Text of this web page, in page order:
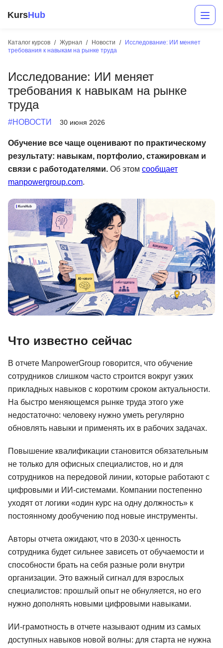
KursHub
Каталог курсов Журнал Новости
Исследование: ИИ меняет
требования к навыкам на рынке труда
Исследование: ИИ меняет
требования к навыкам на рынке
труда
#НОВОСТИ 30 июня 2026
Обучение все чаще оценивают по практическому
результату: навыкам, портфолио, стажировкам и
связи с работодателями. Об этом сообщает
manpowergroup.com.
Что известно сейчас
В отчете ManpowerGroup говорится, что обучение
сотрудников слишком часто строится вокруг узких
прикладных навыков с коротким сроком актуальности.
На быстро меняющемся рынке труда этого уже
недостаточно: человеку нужно уметь регулярно
обновлять навыки и применять их в рабочих задачах.
Повышение квалификации становится обязательным
не только для офисных специалистов, но и для
сотрудников на передовой линии, которые работают с
цифровыми и ИИ-системами. Компании постепенно
уходят от логики «один курс на одну должность» к
постоянному дообучению под новые инструменты.
Авторы отчета ожидают, что в 2030-х ценность
сотрудника будет сильнее зависеть от обучаемости и
способности брать на себя разные роли внутри
организации. Это важный сигнал для взрослых
специалистов: прошлый опыт не обнуляется, но его
нужно дополнять новыми цифровыми навыками.
ИИ-грамотность в отчете называют одним из самых
доступных навыков новой волны: для старта не нужна
Маркетинг
Аналитика
Менеджмент
Иностранные языки
Soft Skills
ДПО
Детям
Акции и промокоды
Рейтинг онлайн-школ